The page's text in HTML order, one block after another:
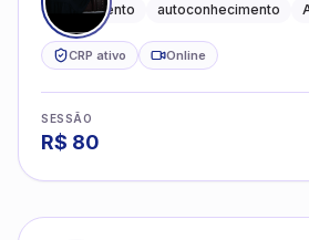
Acolhimento autoconhecimento
CRP ativo Online
SESSÃO
R$ 80